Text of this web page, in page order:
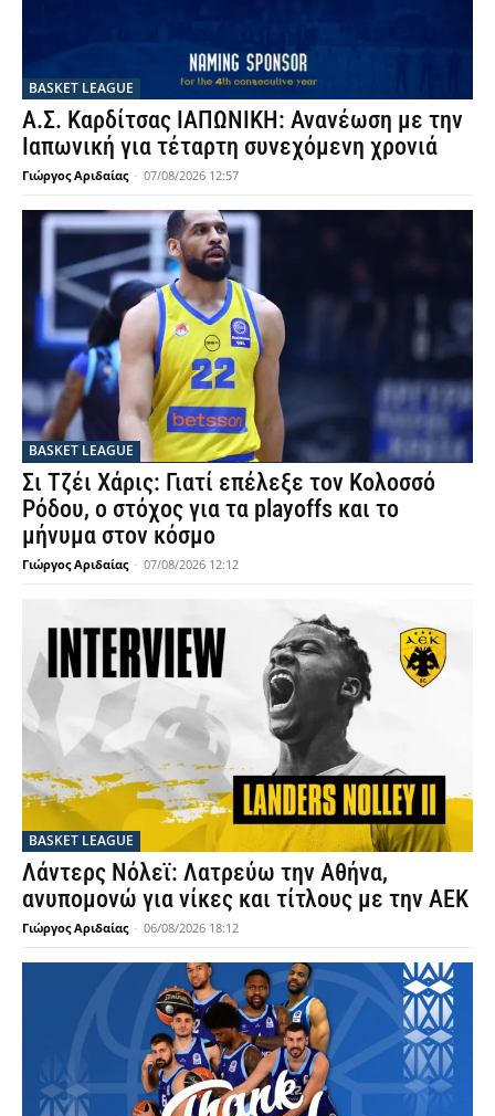
BASKET LEAGUE
Α.Σ. Καρδίτσας ΙΑΠΩΝΙΚΗ: Ανανέωση με την
Ιαπωνική για τέταρτη συνεχόμενη χρονιά
Γιώργος Αριδαίας - 07/08/2026 12:57
BASKET LEAGUE
Σι Τζέι Χάρις: Γιατί επέλεξε τον Κολοσσό
Ρόδου, ο στόχος για τα playoffs και το
μήνυμα στον κόσμο
Γιώργος Αριδαίας - 07/08/2026 12:12
BASKET LEAGUE
Λάντερς Νόλεϊ: Λατρεύω την Αθήνα,
ανυπομονώ για νίκες και τίτλους με την ΑΕΚ
Γιώργος Αριδαίας - 06/08/2026 18:12